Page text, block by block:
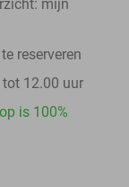
mijn
reserveren
12.00 uur
is 100%